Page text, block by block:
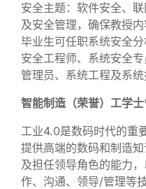
安全主题：软件安全、
及安全管理，确保教授
毕业生可任职系统安全
安全工程师、系统安全
管理员、系统工程及系统
智能制造（荣誉）工学
工业4.0是数码时代的重
提供高端的数码和制造
及担任领导角色的能力
作、沟通、领导/管理等